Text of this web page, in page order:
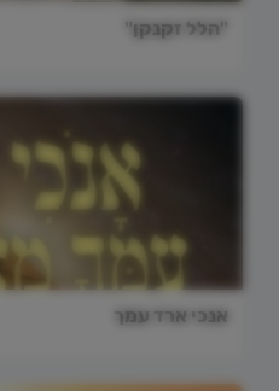
"הלל זקנקן"
אנכי ארד עמך